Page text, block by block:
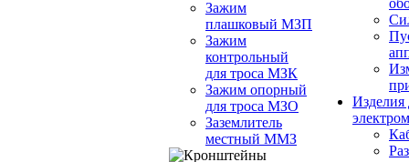
Зажим
плашковый MЗП
Зажим
контрольный
для троса МЗК
Зажим опорный
для троса МЗО
Заземлитель
местный ММЗ
Изделия